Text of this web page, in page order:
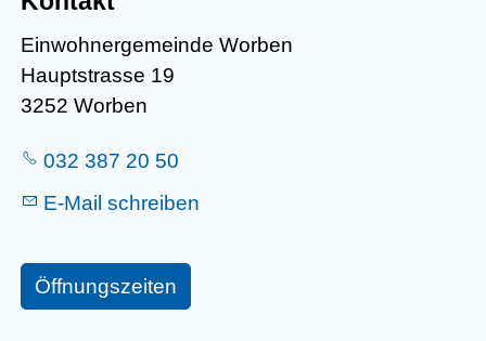
Einwohnergemeinde Worben
Hauptstrasse 19
3252 Worben
032 387 20 50
E-Mail schreiben
Öffnungszeiten